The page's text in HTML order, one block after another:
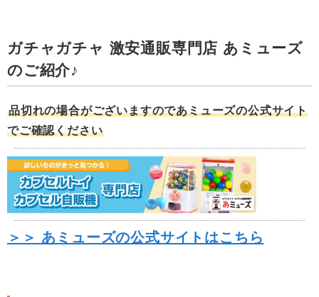
ガチャガチャ 激安通販専門店 あミューズ
のご紹介♪
品切れの場合がございますのであミューズの公式サイト
でご確認ください
＞＞ あミューズの公式サイトはこちら